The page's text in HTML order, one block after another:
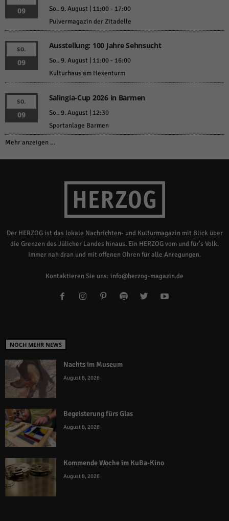
09 So.. 9. August | 11:00- 17:00
Pulvermagazin der Zitadelle
SO.
09
Ausstellung: 100 Jahre Sehnsucht
So.. 9. August | 11:00- 16:00
Kulturhaus am Hexenturm
SO.
09
Salingia-Cup 2026 in Barmen
So.. 9. August | 12:30
Sportanlage Barmen
Mehr anzeigen …
Der HERZOG ist das lokale Nachrichten- und Kulturmagazin mit Blick über
die Grenzen des Jülicher Landes hinaus. Ein HERZOG vom und für's Volk.
Immer nah dran und mit offenen Ohren für alle Anregungen.
Kontaktieren Sie uns: info@herzog-magazin.de
NOCH MEHR NEWS
Nachts im Museum
August 8, 2026
Begeisterung fürs Glas
August 8, 2026
Kommende Woche im KuBa-Kino
August 8, 2026